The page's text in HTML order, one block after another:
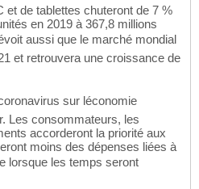
et de tablettes chuteront de 7 %
en 2019 à 367,8 millions
aussi que le marché mondial
et retrouvera une croissance de
sur léconomie
Les consommateurs, les
accorderont la priorité aux
moins des dépenses liées à
lorsque les temps seront